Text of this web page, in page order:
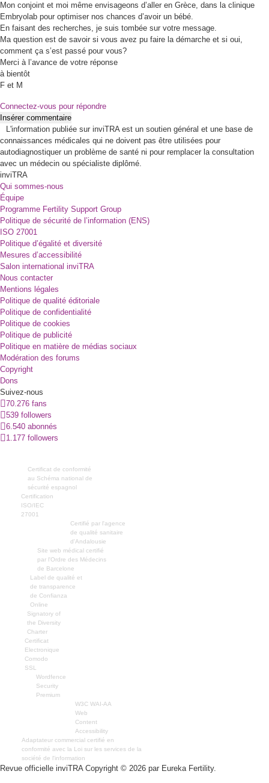
Mon conjoint et moi même envisageons d’aller en Grèce, dans la clinique
Embryolab pour optimiser nos chances d’avoir un bébé.
En faisant des recherches, je suis tombée sur votre message.
Ma question est de savoir si vous avez pu faire la démarche et si oui,
comment ça s’est passé pour vous?
Merci à l’avance de votre réponse
à bientôt
F et M
Connectez-vous pour répondre
Insérer commentaire
L'information publiée sur inviTRA est un soutien général et une base de
connaissances médicales qui ne doivent pas être utilisées pour
autodiagnostiquer un problème de santé ni pour remplacer la consultation
avec un médecin ou spécialiste diplômé.
inviTRA
Qui sommes-nous
Équipe
Programme Fertility Support Group
Politique de sécurité de l’information (ENS)
ISO 27001
Politique d’égalité et diversité
Mesures d’accessibilité
Salon international inviTRA
Nous contacter
Mentions légales
Politique de qualité éditoriale
Politique de confidentialité
Politique de cookies
Politique de publicité
Politique en matière de médias sociaux
Modération des forums
Copyright
Dons
Suivez-nous
70.276 fans
539 followers
6.540 abonnés
1.177 followers
Certificat de conformité
au Schéma national de
sécurité espagnol
Certification
ISO/IEC
27001
Certifié par l'agence
de qualité sanitaire
d'Andalousie
Site web médical certifié
par l'Ordre des Médecins
de Barcelone
Label de qualité et
de transparence
de Confianza
Online
Signatory of
the Diversity
Charter
Certificat
Electronique
Comodo
SSL
Wordfence
Security
Premium
W3C WAI-AA
Web
Content
Accessibility
Adaptateur commercial certifié en
conformité avec la Loi sur les services de la
société de l'information
Revue officielle inviTRA Copyright © 2026 par Eureka Fertility.